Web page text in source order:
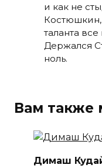
и как не
Костюшкин,
таланта
Держался
ноль.
Вам также
Димаш